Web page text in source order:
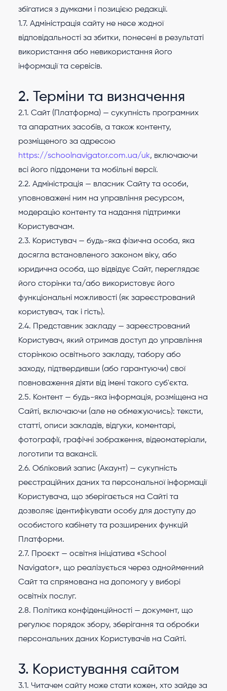
збігатися з думками і позицією редакції.
1.7. Адміністрація сайту не несе жодної
відповідальності за збитки, понесені в результаті
використання або невикористання його
інформації та сервісів.
2. Терміни та визначення
2.1. Сайт (Платформа) — сукупність програмних
та апаратних засобів, а також контенту,
розміщеного за адресою
https://schoolnavigator.com.ua/uk, включаючи
всі його піддомени та мобільні версії.
2.2. Адміністрація — власник Сайту та особи,
уповноважені ним на управління ресурсом,
модерацію контенту та надання підтримки
Користувачам.
2.3. Користувач — будь-яка фізична особа, яка
досягла встановленого законом віку, або
юридична особа, що відвідує Сайт, переглядає
його сторінки та/або використовує його
функціональні можливості (як зареєстрований
користувач, так і гість).
2.4. Представник закладу — зареєстрований
Користувач, який отримав доступ до управління
сторінкою освітнього закладу, табору або
заходу, підтвердивши (або гарантуючи) свої
повноваження діяти від імені такого суб'єкта.
2.5. Контент — будь-яка інформація, розміщена на
Сайті, включаючи (але не обмежуючись): тексти,
статті, описи закладів, відгуки, коментарі,
фотографії, графічні зображення, відеоматеріали,
логотипи та вакансії.
2.6. Обліковий запис (Акаунт) — сукупність
реєстраційних даних та персональної інформації
Користувача, що зберігається на Сайті та
дозволяє ідентифікувати особу для доступу до
особистого кабінету та розширених функцій
Платформи.
2.7. Проєкт — освітня ініціатива «School
Navigator», що реалізується через однойменний
Сайт та спрямована на допомогу у виборі
освітніх послуг.
2.8. Політика конфіденційності — документ, що
регулює порядок збору, зберігання та обробки
персональних даних Користувачів на Сайті.
3. Користування сайтом
3.1. Читачем сайту може стати кожен, хто зайде за